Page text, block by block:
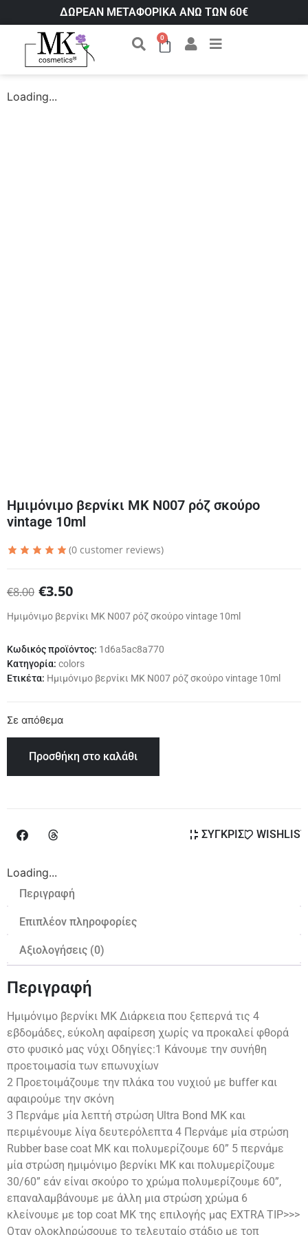
ΔΩΡΕΑΝ ΜΕΤΑΦΟΡΙΚΑ ΑΝΩ ΤΩΝ 60€
0
Loading...
Ημιμόνιμο βερνίκι ΜΚ Ν007 ρόζ σκούρο
vintage 10ml
(0 customer reviews)
€8.00 €3.50
Ημιμόνιμο βερνίκι ΜΚ Ν007 ρόζ σκούρο vintage 10ml
Κωδικός προϊόντος: 1d6a5ac8a770
Κατηγορία: colors
Ετικέτα: Ημιμόνιμο βερνίκι ΜΚ Ν007 ρόζ σκούρο vintage 10ml
Σε απόθεμα
Προσθήκη στο καλάθι
ΣΥΓΚΡΙΣΗ WISHLIST
Loading...
Περιγραφή
Επιπλέον πληροφορίες
Αξιολογήσεις (0)
Περιγραφή
Ημιμόνιμο βερνίκι ΜΚ Διάρκεια που ξεπερνά τις 4
εβδομάδες, εύκολη αφαίρεση χωρίς να προκαλεί φθορά
στο φυσικό μας νύχι Οδηγίες:1 Κάνουμε την συνήθη
προετοιμασία των επωνυχίων
2 Προετοιμάζουμε την πλάκα του νυχιού με buffer και
αφαιρούμε την σκόνη
3 Περνάμε μία λεπτή στρώση Ultra Bond MK και
περιμένουμε λίγα δευτερόλεπτα 4 Περνάμε μία στρώση
Rubber base coat MK και πολυμερίζουμε 60” 5 περνάμε
μία στρώση ημιμόνιμο βερνίκι ΜΚ και πολυμερίζουμε
30/60” εάν είναι σκούρο το χρώμα πολυμερίζουμε 60”,
επαναλαμβάνουμε με άλλη μια στρώση χρώμα 6
κλείνουμε με top coat ΜΚ της επιλογής μας EXTRA TIP>>>
Οταν ολοκληρώσουμε το τελευταίο στάδιο με τοπ